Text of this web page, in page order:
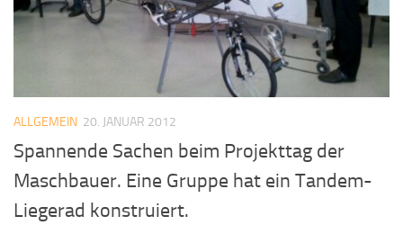
ALLGEMEIN 20. JANUAR 2012
Spannende Sachen beim Projekttag der
Maschbauer. Eine Gruppe hat ein Tandem-
Liegerad konstruiert.